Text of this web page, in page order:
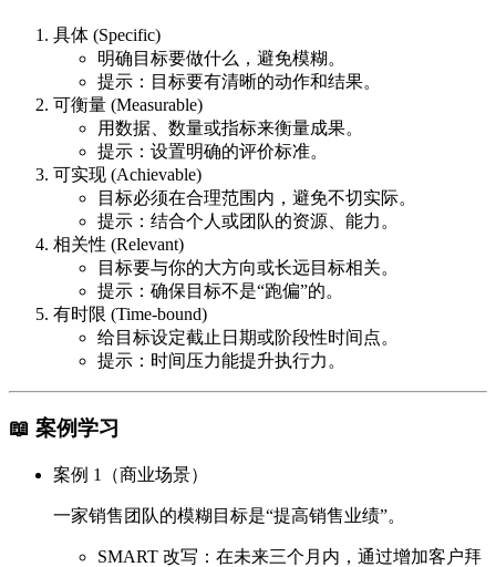
具体 (Specific)
明确目标要做什么，避免模糊。
提示：目标要有清晰的动作和结果。
可衡量 (Measurable)
用数据、数量或指标来衡量成果。
提示：设置明确的评价标准。
可实现 (Achievable)
目标必须在合理范围内，避免不切实际。
提示：结合个人或团队的资源、能力。
相关性 (Relevant)
目标要与你的大方向或长远目标相关。
提示：确保目标不是“跑偏”的。
有时限 (Time-bound)
给目标设定截止日期或阶段性时间点。
提示：时间压力能提升执行力。
📖 案例学习
案例 1（商业场景）
一家销售团队的模糊目标是“提高销售业绩”。
SMART 改写：在未来三个月内，通过增加客户拜